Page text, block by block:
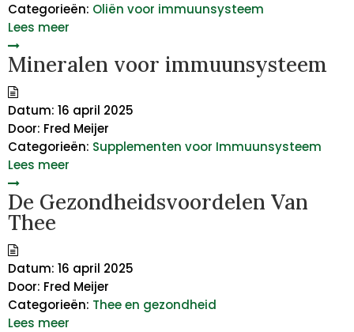
Categorieën: Oliën voor immuunsysteem
Lees meer
Mineralen voor immuunsysteem
Datum: 16 april 2025
Door: Fred Meijer
Categorieën: Supplementen voor Immuunsysteem
Lees meer
De Gezondheidsvoordelen Van
Thee
Datum: 16 april 2025
Door: Fred Meijer
Categorieën: Thee en gezondheid
Lees meer